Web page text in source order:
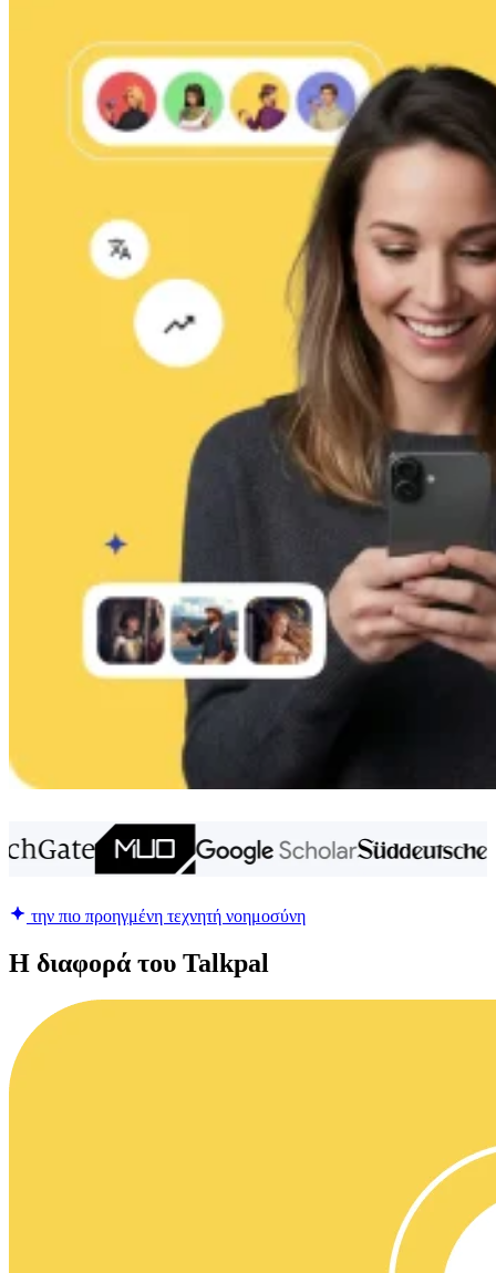
την πιο προηγμένη τεχνητή νοημοσύνη
Η διαφορά του Talkpal